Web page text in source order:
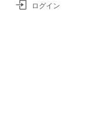
ログイン